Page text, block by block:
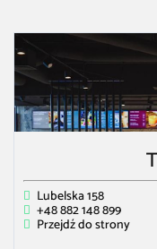
Lubelska 158
+48 882 148 899
Przejdź do strony